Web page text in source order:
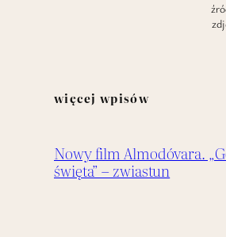
więcej wpisów
Nowy film Almodóvara.
święta” – zwiastun